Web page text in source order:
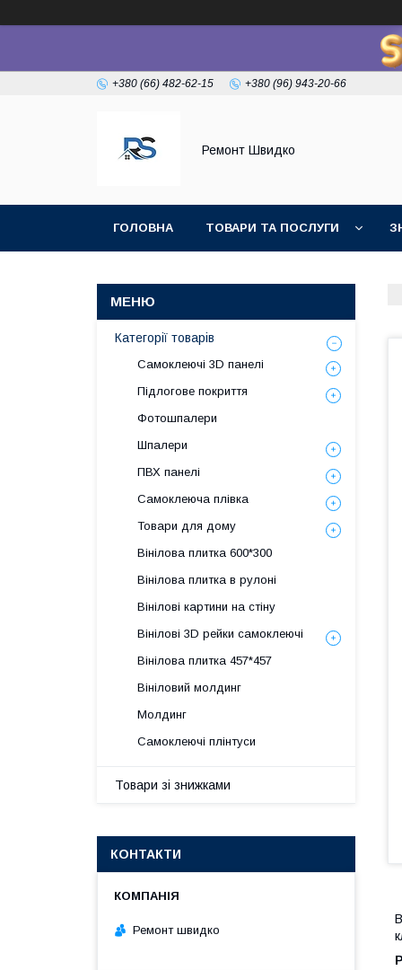
+380 (66) 482-62-15 +380 (96) 943-20-66
Ремонт Швидко
ГОЛОВНА ТОВАРИ ТА ПОСЛУГИ
Категорії товарів
Самоклеючі 3D панелі
Підлогове покриття
Фотошпалери
Шпалери
ПВХ панелі
Самоклеюча плівка
Товари для дому
Вінілова плитка 600*300
Вінілова плитка в рулоні
Вінілові картини на стіну
Вінілові 3D рейки самоклеючі
Вінілова плитка 457*457
Вініловий молдинг
Молдинг
Самоклеючі плінтуси
Товари зі знижками
КОНТАКТИ
Ремонт швидко